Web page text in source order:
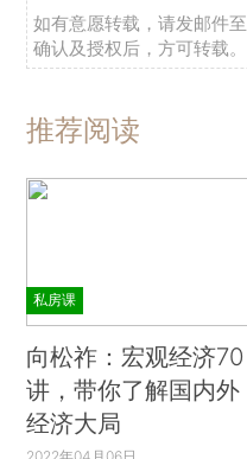
如有意愿转载，请发邮件至
确认及授权后，方可转载。
推荐阅读
私房课
向松祚：宏观经济70
讲，带你了解国内外
经济大局